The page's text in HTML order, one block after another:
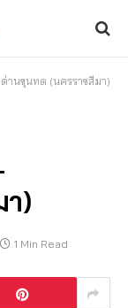
านขุนทด (นครราชสีมา)
)
1 Min Read